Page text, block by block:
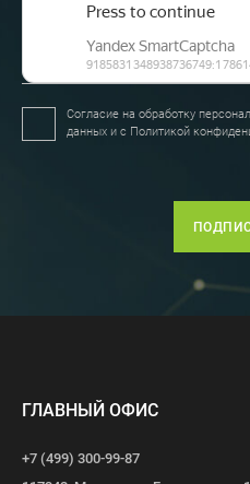
Согласие на обработку
данных и с Политикой
ГЛАВНЫЙ ОФИС
+7 (499) 300-99-87